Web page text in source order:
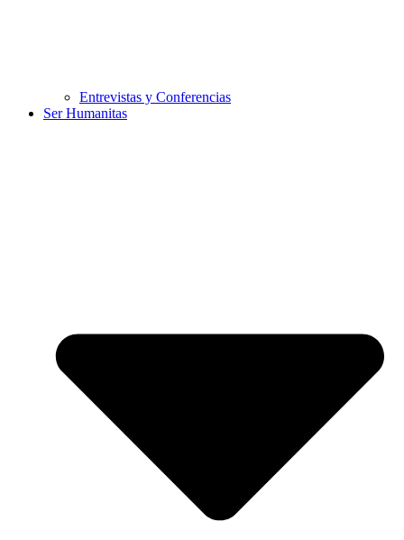
Entrevistas y Conferencias
Ser Humanitas